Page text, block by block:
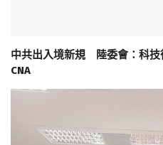
中共出入境新規 陸委會：科
CNA